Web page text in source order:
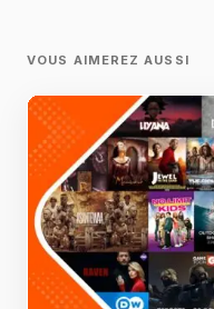
VOUS AIMEREZ AUSSI